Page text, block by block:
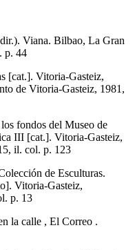
Viana. Bilbao, La Gran
p. 44
[cat.]. Vitoria-Gasteiz,
de Vitoria-Gasteiz, 1981,
fondos del Museo de
III [cat.]. Vitoria-Gasteiz,
il. col. p. 123
de Esculturas.
Vitoria-Gasteiz,
p. 13
la calle , El Correo .